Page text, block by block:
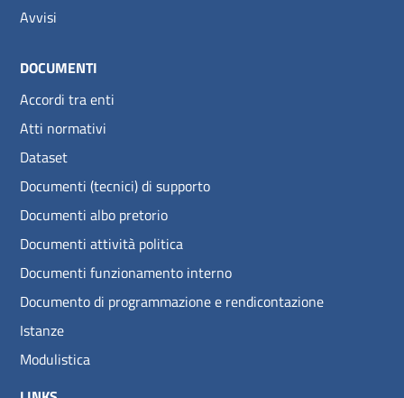
Avvisi
DOCUMENTI
Accordi tra enti
Atti normativi
Dataset
Documenti (tecnici) di supporto
Documenti albo pretorio
Documenti attività politica
Documenti funzionamento interno
Documento di programmazione e rendicontazione
Istanze
Modulistica